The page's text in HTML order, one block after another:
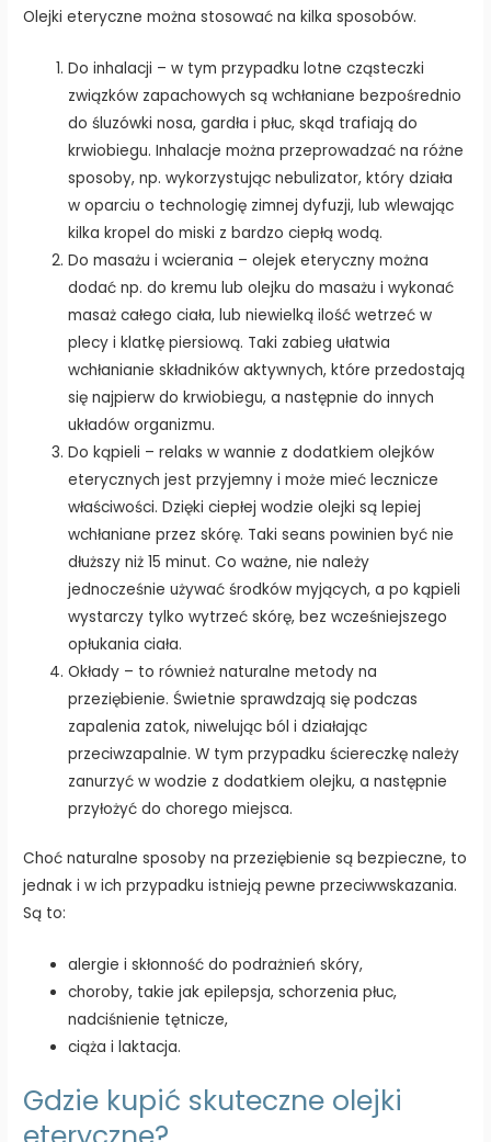
Olejki eteryczne można stosować na kilka sposobów.
Do inhalacji – w tym przypadku lotne cząsteczki
związków zapachowych są wchłaniane bezpośrednio
do śluzówki nosa, gardła i płuc, skąd trafiają do
krwiobiegu. Inhalacje można przeprowadzać na różne
sposoby, np. wykorzystując nebulizator, który działa
w oparciu o technologię zimnej dyfuzji, lub wlewając
kilka kropel do miski z bardzo ciepłą wodą.
Do masażu i wcierania – olejek eteryczny można
dodać np. do kremu lub olejku do masażu i wykonać
masaż całego ciała, lub niewielką ilość wetrzeć w
plecy i klatkę piersiową. Taki zabieg ułatwia
wchłanianie składników aktywnych, które przedostają
się najpierw do krwiobiegu, a następnie do innych
układów organizmu.
Do kąpieli – relaks w wannie z dodatkiem olejków
eterycznych jest przyjemny i może mieć lecznicze
właściwości. Dzięki ciepłej wodzie olejki są lepiej
wchłaniane przez skórę. Taki seans powinien być nie
dłuższy niż 15 minut. Co ważne, nie należy
jednocześnie używać środków myjących, a po kąpieli
wystarczy tylko wytrzeć skórę, bez wcześniejszego
opłukania ciała.
Okłady – to również naturalne metody na
przeziębienie. Świetnie sprawdzają się podczas
zapalenia zatok, niwelując ból i działając
przeciwzapalnie. W tym przypadku ściereczkę należy
zanurzyć w wodzie z dodatkiem olejku, a następnie
przyłożyć do chorego miejsca.
Choć naturalne sposoby na przeziębienie są bezpieczne, to
jednak i w ich przypadku istnieją pewne przeciwwskazania.
Są to:
alergie i skłonność do podrażnień skóry,
choroby, takie jak epilepsja, schorzenia płuc,
nadciśnienie tętnicze,
ciąża i laktacja.
Gdzie kupić skuteczne olejki